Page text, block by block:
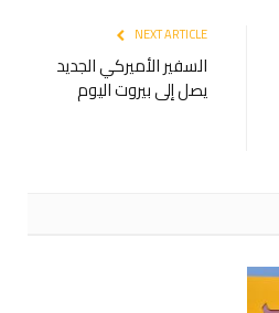
NEXT ARTICLE
السفير الأميركي الجديد
يصل إلى بيروت اليوم